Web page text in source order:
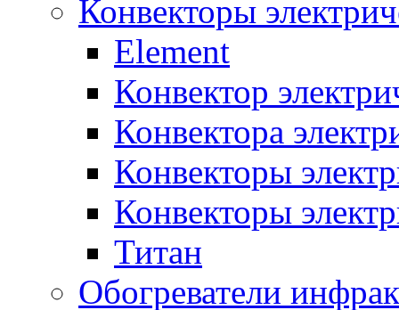
Конвекторы
Element
Конвектор
Конвектора
Конвекторы
Конвекторы
Титан
Обогреватели